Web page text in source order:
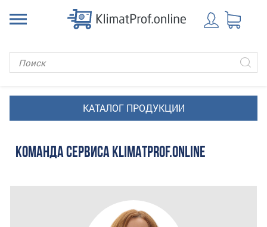
КОМАНДА СЕРВИСА KLIMATPROF.ONLINE